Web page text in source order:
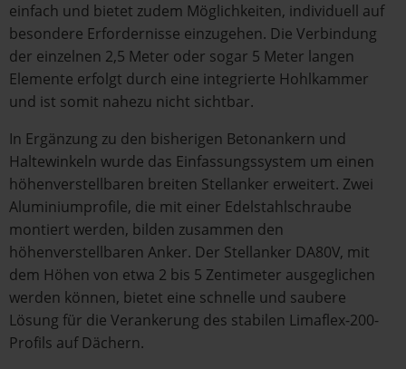
einfach und bietet zudem Möglichkeiten, individuell auf
besondere Erfordernisse einzugehen. Die Verbindung
der einzelnen 2,5 Meter oder sogar 5 Meter langen
Elemente erfolgt durch eine integrierte Hohlkammer
und ist somit nahezu nicht sichtbar.
In Ergänzung zu den bisherigen Betonankern und
Haltewinkeln wurde das Einfassungssystem um einen
höhenverstellbaren breiten Stellanker erweitert. Zwei
Aluminiumprofile, die mit einer Edelstahlschraube
montiert werden, bilden zusammen den
höhenverstellbaren Anker. Der Stellanker DA80V, mit
dem Höhen von etwa 2 bis 5 Zentimeter ausgeglichen
werden können, bietet eine schnelle und saubere
Lösung für die Verankerung des stabilen Limaflex-200-
Profils auf Dächern.